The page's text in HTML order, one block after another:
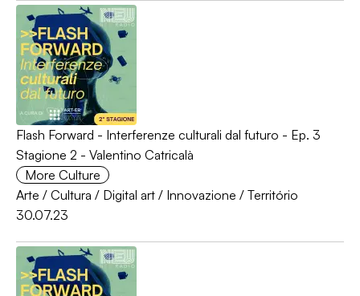
Flash Forward - Interferenze culturali dal futuro - Ep. 3
Stagione 2 - Valentino Catricalà
More Culture
Arte / Cultura / Digital art / Innovazione / Território
30.07.23